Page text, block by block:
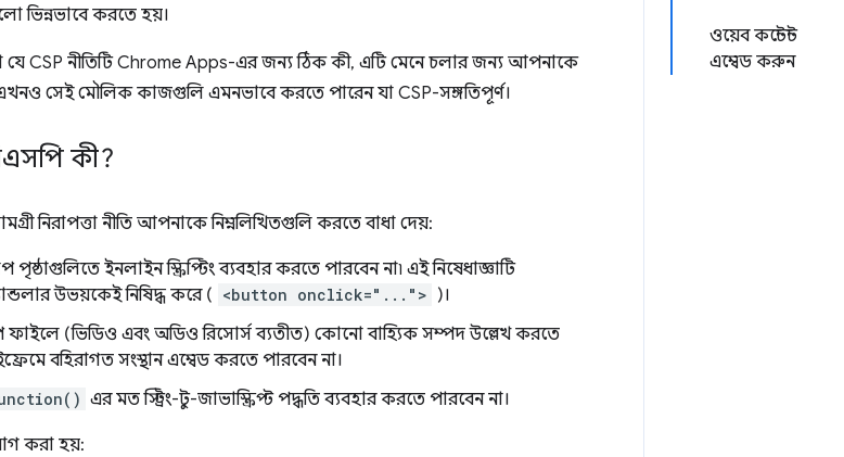
ওয়েব কন্টেন্ট
এম্বেড করুন
ভিন্নভাবে করতে হয়।
CSP নীতিটি Chrome Apps-এর জন্য ঠিক কী, এটি মেনে চলার জন্য আপনাকে
সেই মৌলিক কাজগুলি এমনভাবে করতে পারেন যা CSP-সঙ্গতিপূর্ণ।
কী?
নিরাপত্তা নীতি আপনাকে নিম্নলিখিতগুলি করতে বাধা দেয়:
ইনলাইন স্ক্রিপ্টিং ব্যবহার করতে পারবেন না৷ এই নিষেধাজ্ঞাটি
উভয়কেই নিষিদ্ধ করে ( <button onclick="..."> )।
(ভিডিও এবং অডিও রিসোর্স ব্যতীত) কোনো বাহ্যিক সম্পদ উল্লেখ করতে
বহিরাগত সংস্থান এম্বেড করতে পারবেন না।
এর মত স্ট্রিং-টু-জাভাস্ক্রিপ্ট পদ্ধতি ব্যবহার করতে পারবেন না।
করা হয়: